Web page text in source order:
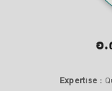
อ
Expertise :